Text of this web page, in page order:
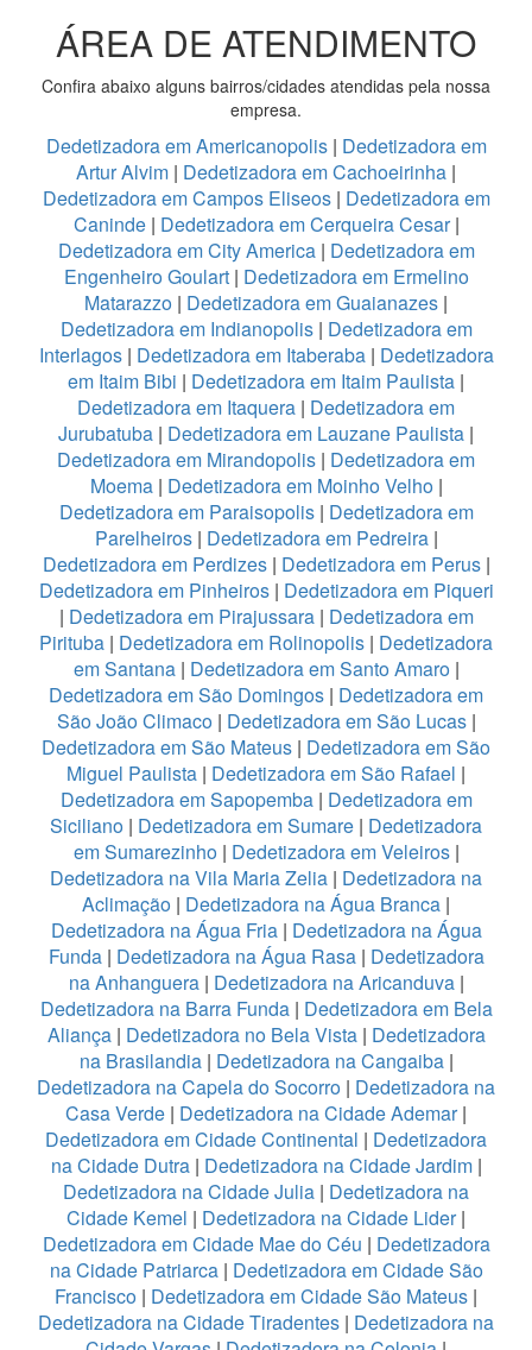
ÁREA DE ATENDIMENTO
Confira abaixo alguns bairros/cidades atendidas pela nossa
empresa.
Dedetizadora em Americanopolis | Dedetizadora em
Artur Alvim | Dedetizadora em Cachoeirinha |
Dedetizadora em Campos Eliseos | Dedetizadora em
Caninde| Dedetizadora em Cerqueira Cesar|
Dedetizadora em City America | Dedetizadora em
Engenheiro Goulart | Dedetizadora em Ermelino
Matarazzo | Dedetizadora em Guaianazes |
Dedetizadora em Indianopolis| Dedetizadora em
Interlagos| Dedetizadora em Itaberaba| Dedetizadora
em Itaim Bibi | Dedetizadora em Itaim Paulista |
Dedetizadora em Itaquera | Dedetizadora em
Jurubatuba | Dedetizadora em Lauzane Paulista |
Dedetizadora em Mirandopolis | Dedetizadora em
Moema| Dedetizadora em Moinho Velho |
Dedetizadora em Paraisopolis| Dedetizadora em
Parelheiros| Dedetizadora em Pedreira|
Dedetizadora em Perdizes| Dedetizadora em Perus|
Dedetizadora em Pinheiros| Dedetizadora em Piqueri
| Dedetizadora em Pirajussara| Dedetizadora em
Pirituba | Dedetizadora em Rolinopolis | Dedetizadora
em Santana| Dedetizadora em Santo Amaro|
Dedetizadora em São Domingos | Dedetizadora em
São João Climaco| Dedetizadora em São Lucas|
Dedetizadora em São Mateus | Dedetizadora em São
Miguel Paulista | Dedetizadora em São Rafael |
Dedetizadora em Sapopemba | Dedetizadora em
Siciliano | Dedetizadora em Sumare | Dedetizadora
em Sumarezinho| Dedetizadora em Veleiros|
Dedetizadora na Vila Maria Zelia | Dedetizadora na
Aclimação | Dedetizadora na Água Branca |
Dedetizadora na Água Fria| Dedetizadora na Água
Funda| Dedetizadora na Água Rasa | Dedetizadora
na Anhanguera| Dedetizadora na Aricanduva|
Dedetizadora na Barra Funda | Dedetizadora em Bela
Aliança | Dedetizadora no Bela Vista| Dedetizadora
na Brasilandia| Dedetizadora na Cangaiba|
Dedetizadora na Capela do Socorro | Dedetizadora na
Casa Verde | Dedetizadora na Cidade Ademar|
Dedetizadora em Cidade Continental | Dedetizadora
na Cidade Dutra | Dedetizadora na Cidade Jardim|
Dedetizadora na Cidade Julia | Dedetizadora na
Cidade Kemel | Dedetizadora na Cidade Lider|
Dedetizadora em Cidade Mae do Céu | Dedetizadora
na Cidade Patriarca| Dedetizadora em Cidade São
Francisco | Dedetizadora em Cidade São Mateus |
Dedetizadora na Cidade Tiradentes | Dedetizadora na